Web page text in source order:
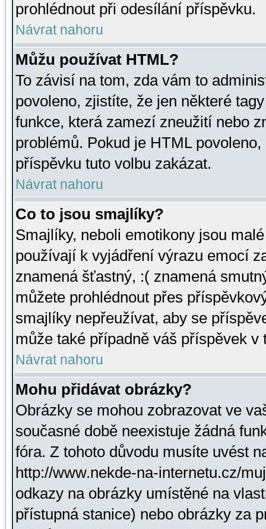
prohlédnout při odesílání příspěvku.
Návrat nahoru
Můžu používat HTML?
To závisí na tom, zda vám to
povoleno, zjistíte, že jen některé
funkce, která zamezí zneužití nebo
problémů. Pokud je HTML
příspěvku tuto volbu zakázat.
Návrat nahoru
Co to jsou smajlíky?
Smajlíky, neboli emotikony jsou
používají k vyjádření výrazu emocí
znamená šťastný, :( znamená
můžete prohlédnout přes
smajlíky nepřeužívat, aby se
může také případně váš příspěvek v
Návrat nahoru
Mohu přidávat obrázky?
Obrázky se mohou zobrazovat ve
současné době neexistuje žádná
fóra. Z tohoto důvodu musíte uvést
http://www.nekde-na-internetu.cz/
odkazy na obrázky umístěné na
přístupná stanice) nebo obrázky za